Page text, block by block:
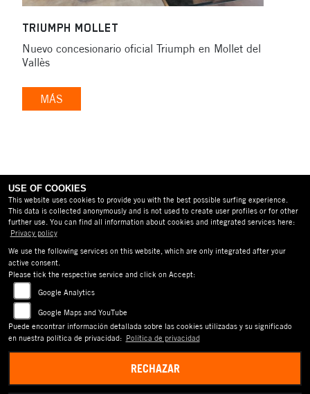
TRIUMPH MOLLET
Nuevo concesionario oficial Triumph en Mollet del
Vallès
MÁS
AVISO LEGAL
PROTECCIÓN DE DATOS
ACCESIBILIDAD
USE OF COOKIES
This website uses cookies to provide you with the best possible surfing experience.
This data is collected anonymously and is not used to create user profiles or for other
further use. You can find all information about cookies and integrated services here:
Privacy policy
We use the following services on this website, which are only integrated after your
active consent.
Please tick the respective service and click on Accept:
Google Analytics
Google Maps and YouTube
Puede encontrar información detallada sobre las cookies utilizadas y su significado
en nuestra política de privacidad: Política de privacidad
RECHAZAR